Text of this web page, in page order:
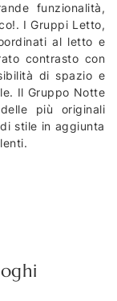
funzionalità,
I Gruppi Letto,
al letto e
contrasto con
di spazio e
Il Gruppo Notte
più originali
stile in aggiunta